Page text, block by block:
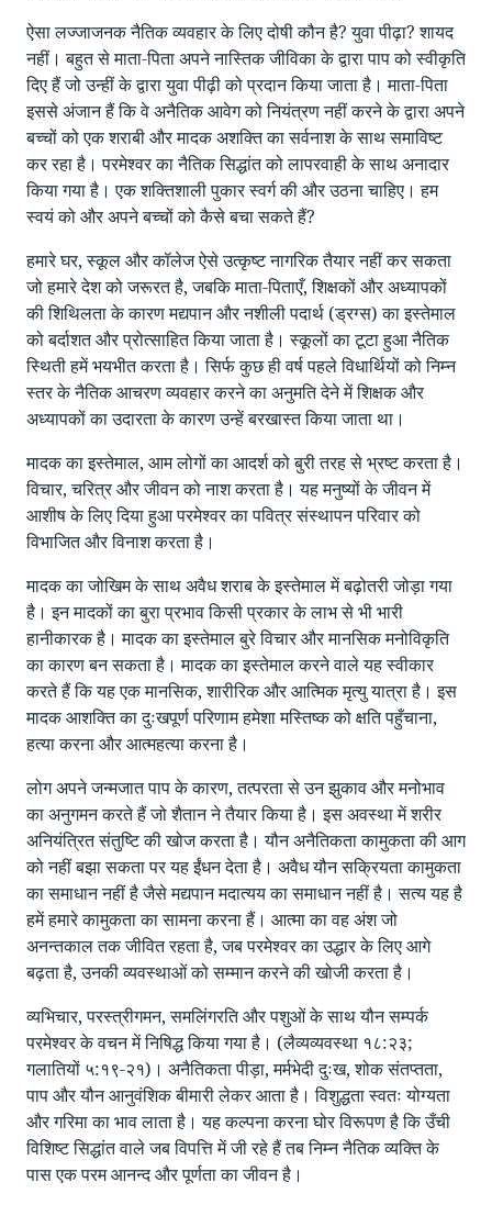
ऐसा लज्जाजनक नैतिक व्यवहार के लिए दोषी कौन है? युवा पीढ़ा? शायद
नहीं। बहुत से माता-पिता अपने नास्तिक जीविका के द्वारा पाप को स्वीकृति
दिए हैं जो उन्हीं के द्वारा युवा पीढ़ी को प्रदान किया जाता है। माता-पिता
इससे अंजान हैं कि वे अनैतिक आवेग को नियंत्रण नहीं करने के द्वारा अपने
बच्चों को एक शराबी और मादक अशक्ति का सर्वनाश के साथ समाविष्ट
कर रहा है। परमेश्वर का नैतिक सिद्धांत को लापरवाही के साथ अनादार
किया गया है। एक शक्तिशाली पुकार स्वर्ग की और उठना चाहिए। हम
स्वयं को और अपने बच्चों को कैसे बचा सकते हैं?
हमारे घर, स्कूल और कॉलेज ऐसे उत्कृष्ट नागरिक तैयार नहीं कर सकता
जो हमारे देश को जरूरत है, जबकि माता-पिताएँ, शिक्षकों और अध्यापकों
की शिथिलता के कारण मद्यपान और नशीली पदार्थ (ड्रग्स) का इस्तेमाल
को बर्दाशत और प्रोत्साहित किया जाता है। स्कूलों का टूटा हुआ नैतिक
स्थिती हमें भयभीत करता है। सिर्फ कुछ ही वर्ष पहले विधार्थियों को निम्न
स्तर के नैतिक आचरण व्यवहार करने का अनुमति देने में शिक्षक और
अध्यापकों का उदारता के कारण उन्हें बरखास्त किया जाता था।
मादक का इस्तेमाल, आम लोगों का आदर्श को बुरी तरह से भ्रष्ट करता है।
विचार, चरित्र और जीवन को नाश करता है। यह मनुष्यों के जीवन में
आशीष के लिए दिया हुआ परमेश्वर का पवित्र संस्थापन परिवार को
विभाजित और विनाश करता है।
मादक का जोखिम के साथ अवैध शराब के इस्तेमाल में बढ़ोतरी जोड़ा गया
है। इन मादकों का बुरा प्रभाव किसी प्रकार के लाभ से भी भारी
हानीकारक है। मादक का इस्तेमाल बुरे विचार और मानसिक मनोविकृति
का कारण बन सकता है। मादक का इस्तेमाल करने वाले यह स्वीकार
करते हैं कि यह एक मानसिक, शारीरिक और आत्मिक मृत्यु यात्रा है। इस
मादक आशक्ति का दुःखपूर्ण परिणाम हमेशा मस्तिष्क को क्षति पहुँचाना,
हत्या करना और आत्महत्या करना है।
लोग अपने जन्मजात पाप के कारण, तत्परता से उन झुकाव और मनोभाव
का अनुगमन करते हैं जो शैतान ने तैयार किया है। इस अवस्था में शरीर
अनियंत्रित संतुष्टि की खोज करता है। यौन अनैतिकता कामुकता की आग
को नहीं बझा सकता पर यह ईंधन देता है। अवैध यौन सक्रियता कामुकता
का समाधान नहीं है जैसे मद्यपान मदात्यय का समाधान नहीं है। सत्य यह है
हमें हमारे कामुकता का सामना करना हैं। आत्मा का वह अंश जो
अनन्तकाल तक जीवित रहता है, जब परमेश्वर का उद्धार के लिए आगे
बढ़ता है, उनकी व्यवस्थाओं को सम्मान करने की खोजी करता है।
व्यभिचार, परस्त्रीगमन, समलिंगरति और पशुओं के साथ यौन सम्पर्क
परमेश्वर के वचन में निषिद्ध किया गया है। (लैव्यव्यवस्था १८:२३;
गलातियों ५:१९-२१)। अनैतिकता पीड़ा, मर्मभेदी दुःख, शोक संतप्तता,
पाप और यौन आनुवंशिक बीमारी लेकर आता है। विशुद्धता स्वतः योग्यता
और गरिमा का भाव लाता है। यह कल्पना करना घोर विरूपण है कि उँची
विशिष्ट सिद्धांत वाले जब विपत्ति में जी रहे हैं तब निम्न नैतिक व्यक्ति के
पास एक परम आनन्द और पूर्णता का जीवन है।